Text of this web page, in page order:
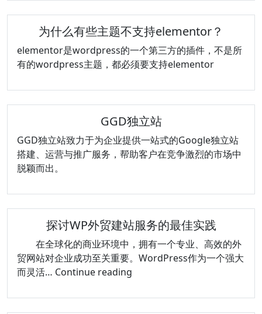
为什么有些主题不支持elementor？
elementor是wordpress的一个第三方的插件，不是所
有的wordpress主题，都必须要支持elementor
GGD独立站
GGD独立站致力于为企业提供一站式的Google独立站
搭建、运营与推广服务，帮助客户在竞争激烈的市场中
脱颖而出。
探讨WP外贸建站服务的最佳实践
在全球化的商业环境中，拥有一个专业、高效的外
贸网站对企业成功至关重要。WordPress作为一个强大
而灵活… Continue reading
WP